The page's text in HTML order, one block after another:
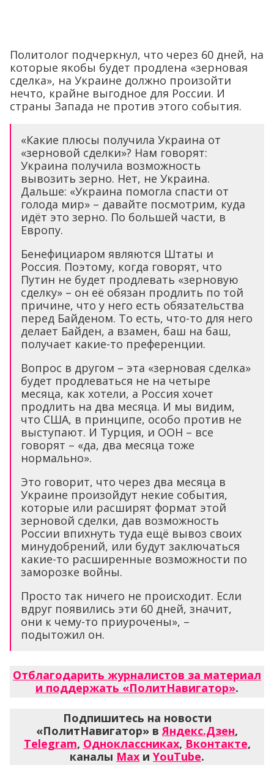
Политолог подчеркнул, что через 60 дней, на
которые якобы будет продлена «зерновая
сделка», на Украине должно произойти
нечто, крайне выгодное для России. И
страны Запада не против этого события.
«Какие плюсы получила Украина от
«зерновой сделки»? Нам говорят:
Украина получила возможность
вывозить зерно. Нет, не Украина.
Дальше: «Украина помогла спасти от
голода мир» – давайте посмотрим, куда
идёт это зерно. По большей части, в
Европу.
Бенефициаром являются Штаты и
Россия. Поэтому, когда говорят, что
Путин не будет продлевать «зерновую
сделку» – он её обязан продлить по той
причине, что у него есть обязательства
перед Байденом. То есть, что-то для него
делает Байден, а взамен, баш на баш,
получает какие-то преференции.
Вопрос в другом – эта «зерновая сделка»
будет продлеваться не на четыре
месяца, как хотели, а Россия хочет
продлить на два месяца. И мы видим,
что США, в принципе, особо против не
выступают. И Турция, и ООН – все
говорят – «да, два месяца тоже
нормально».
Это говорит, что через два месяца в
Украине произойдут некие события,
которые или расширят формат этой
зерновой сделки, дав возможность
России впихнуть туда ещё вывоз своих
минудобрений, или будут заключаться
какие-то расширенные возможности по
заморозке войны.
Просто так ничего не происходит. Если
вдруг появились эти 60 дней, значит,
они к чему-то приурочены», –
подытожил он.
Отблагодарить журналистов за материал
и поддержать «ПолитНавигатор».
Подпишитесь на новости
«ПолитНавигатор» вЯндекс.Дзен,
Telegram, Одноклассниках, Вконтакте,
каналы Max и YouTube.